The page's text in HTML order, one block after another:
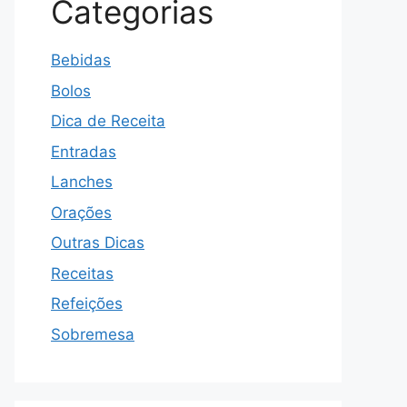
Categorias
Bebidas
Bolos
Dica de Receita
Entradas
Lanches
Orações
Outras Dicas
Receitas
Refeições
Sobremesa